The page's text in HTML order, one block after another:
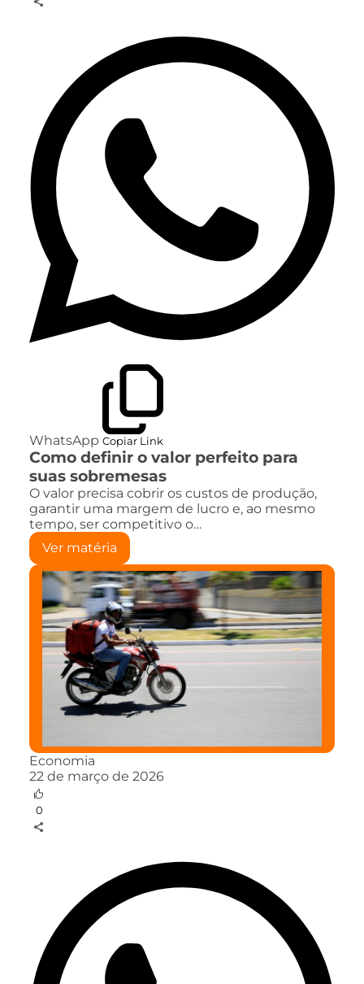
WhatsApp Copiar Link
Como definir o valor perfeito para
suas sobremesas
O valor precisa cobrir os custos de produção,
garantir uma margem de lucro e, ao mesmo
tempo, ser competitivo o…
Ver matéria
Economia
22 de março de 2026
0